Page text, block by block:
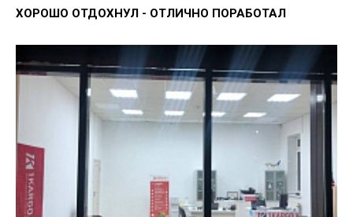
ХОРОШО ОТДОХНУЛ - ОТЛИЧНО ПОРАБОТАЛ